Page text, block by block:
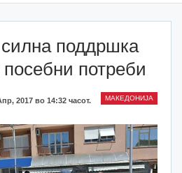
поддршка
потреби
МАКЕДОНИЈА
2017 во 14:32 часот.